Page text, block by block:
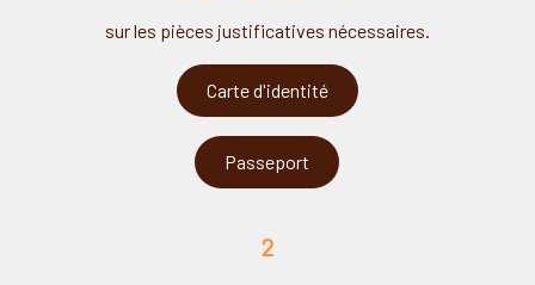
sur les pièces justificatives nécessaires.
Carte d'identité
Passeport
2